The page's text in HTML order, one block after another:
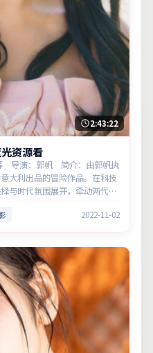
2:43:22
资源看
导演：郭帆 简介：由郭帆执
大利出品的冒险作品。在科技
与时代氛围展开，牵动两代人
2022-11-02